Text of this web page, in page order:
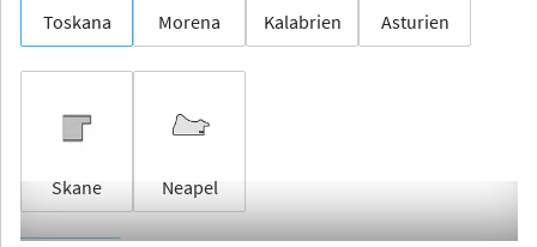
Toskana Morena Kalabrien Asturien
Skane Neapel